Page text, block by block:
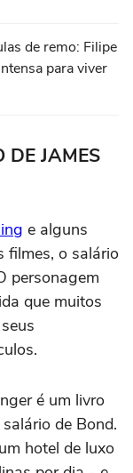
de remo: Filipe
para viver
JAMES
e alguns
filmes, o salário
personagem
que muitos
é um livro
de Bond.
hotel de luxo